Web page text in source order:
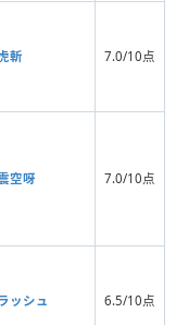
斬 7.0/10点
空呀 7.0/10点
ッシュ 6.5/10点